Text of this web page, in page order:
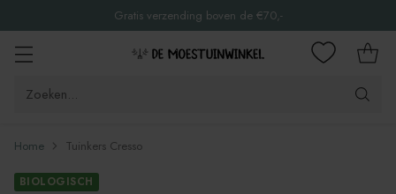
Gratis verzending boven de €70,-
Zoeken...
Home Tuinkers Cresso
BIOLOGISCH